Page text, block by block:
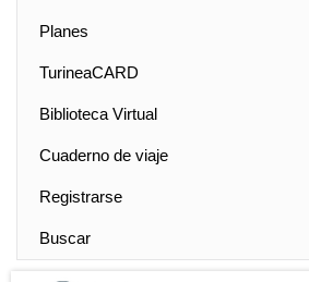
Planes
TurineaCARD
Biblioteca Virtual
Cuaderno de viaje
Registrarse
Buscar